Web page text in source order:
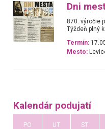
Dni
870. výročie
Týždeň plný
Termín:
Mesto:
Kalendár podujatí
PO UT ST